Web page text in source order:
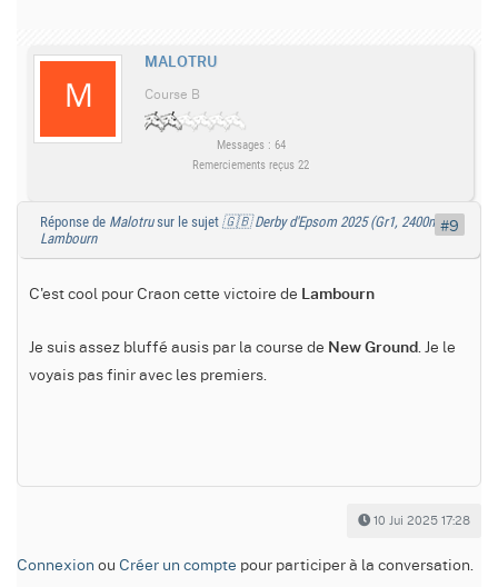
MALOTRU
Course B
Messages : 64
Remerciements reçus 22
Réponse de Malotrusur le sujet 🇬🇧 Derby d'Epsom 2025 (Gr1, 2400m) :
Lambourn
C'est cool pour Craon cette victoire de Lambourn
Je suis assez bluffé ausis par la course de New Ground . Je le
voyais pas finir avec les premiers.
10 Jui 2025 17:28
#9
Connexion ou Créer un compte pour participer à la conversation.